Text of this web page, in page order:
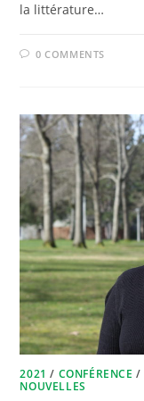
la littérature…
0 COMMENTS
2021 / CONFÉRENCE /
NOUVELLES